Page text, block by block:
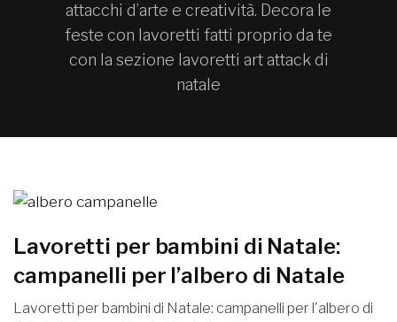
attacchi d’arte e creatività. Decora le
feste con lavoretti fatti proprio da te
con la sezione lavoretti art attack di
natale
Lavoretti per bambini di Natale:
campanelli per l’albero di Natale
Lavoretti per bambini di Natale: campanelli per l'albero di